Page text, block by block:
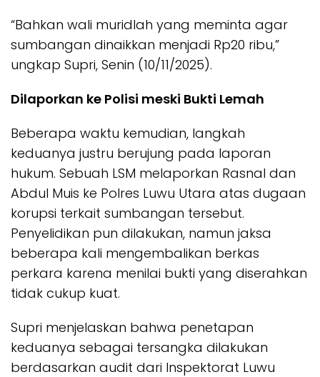
“Bahkan wali muridlah yang meminta agar
sumbangan dinaikkan menjadi Rp20 ribu,”
ungkap Supri, Senin (10/11/2025).
Dilaporkan ke Polisi meski Bukti Lemah
Beberapa waktu kemudian, langkah
keduanya justru berujung pada laporan
hukum. Sebuah LSM melaporkan Rasnal dan
Abdul Muis ke Polres Luwu Utara atas dugaan
korupsi terkait sumbangan tersebut.
Penyelidikan pun dilakukan, namun jaksa
beberapa kali mengembalikan berkas
perkara karena menilai bukti yang diserahkan
tidak cukup kuat.
Supri menjelaskan bahwa penetapan
keduanya sebagai tersangka dilakukan
berdasarkan audit dari Inspektorat Luwu